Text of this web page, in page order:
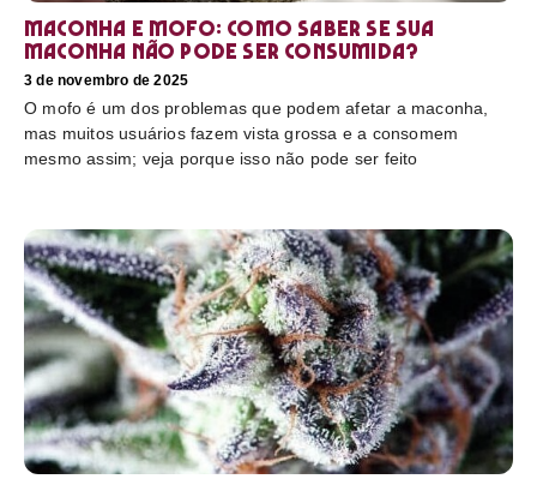
Maconha e mofo: como saber se sua
maconha não pode ser consumida?
3 de novembro de 2025
O mofo é um dos problemas que podem afetar a maconha,
mas muitos usuários fazem vista grossa e a consomem
mesmo assim; veja porque isso não pode ser feito